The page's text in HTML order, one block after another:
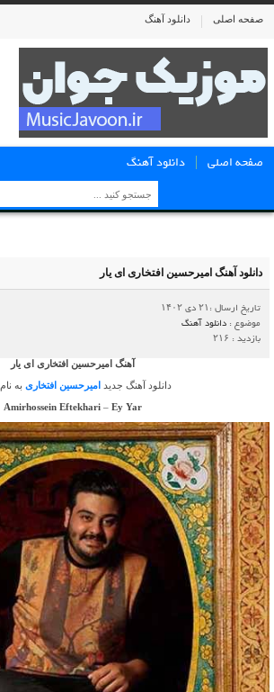
صفحه اصلی دانلود آهنگ
صفحه اصلی دانلود آهنگ
دانلود آهنگ امیرحسین افتخاری ای یار
تاریخ ارسال :۲۱ دی ۱۴۰۲
موضوع : دانلود آهنگ
بازدید : ۲۱۶
آهنگ امیرحسین افتخاری ای یار
دانلود آهنگ جدید امیرحسین افتخاری به نام
Amirhossein Eftekhari – Ey Yar